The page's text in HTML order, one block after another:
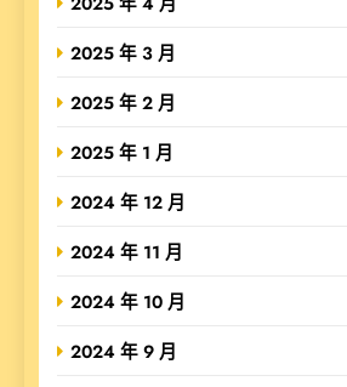
2025 年 3 月
2025 年 2 月
2025 年 1 月
2024 年 12 月
2024 年 11 月
2024 年 10 月
2024 年 9 月